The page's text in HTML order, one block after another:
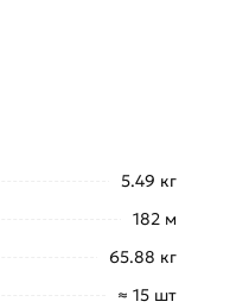
5.49 кг
182 м
65.88 кг
≈ 15 шт